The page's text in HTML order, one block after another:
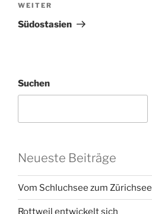
Nächster
Beitrag
WEITER
Südostasien
Suchen
Neueste Beiträge
Vom Schluchsee zum Zürichsee
Rottweil entwickelt sich